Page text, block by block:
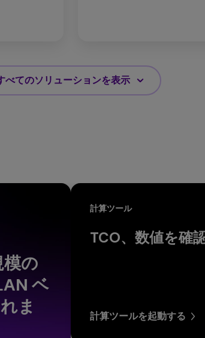
べてのソリューションを表示
の
ベ
ま
計算ツール
TCO、数値を確
計算ツールを起動する